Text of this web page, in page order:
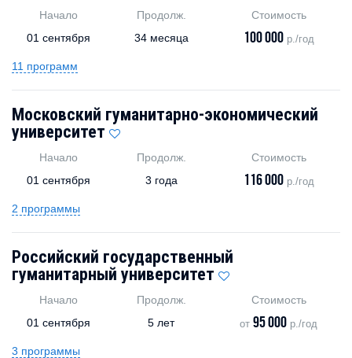
Начало
01 сентября
Продолж.
34 месяца
Стоимость
100 000р./год
11 программ
Московский гуманитарно-экономический
университет
Начало
01 сентября
Продолж.
3 года
Стоимость
116 000р./год
2 программы
Российский государственный
гуманитарный университет
Начало
01 сентября
Продолж.
5 лет
Стоимость
от95 000 р./год
3 программы